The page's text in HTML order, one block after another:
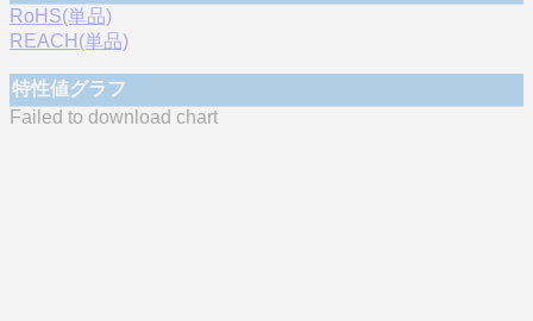
RoHS(単品)
REACH(単品)
特性値グラフ
Failed to download chart